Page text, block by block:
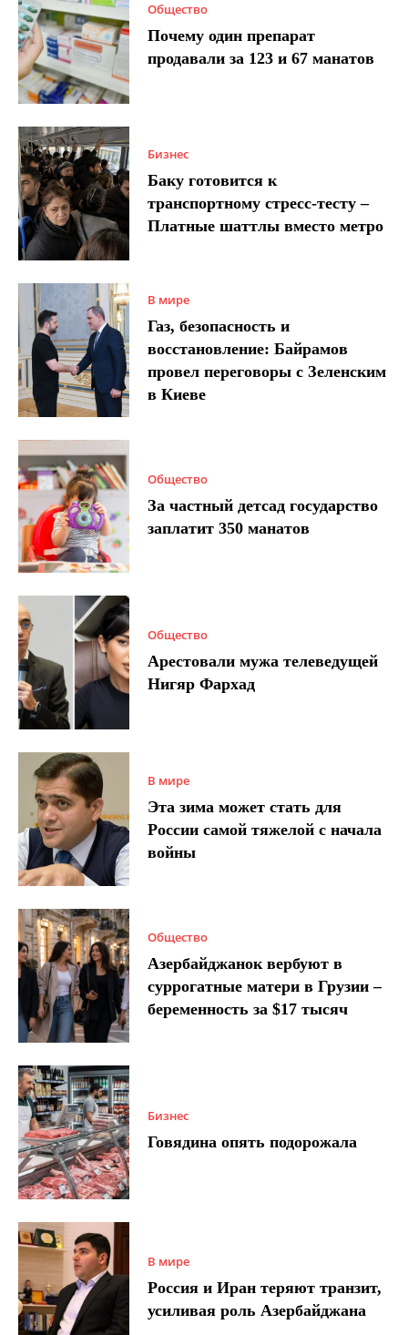
Общество
Почему один препарат
продавали за 123 и 67 манатов
Бизнес
Баку готовится к
транспортному стресс-тесту –
Платные шаттлы вместо метро
В мире
Газ, безопасность и
восстановление: Байрамов
провел переговоры с Зеленским
в Киеве
Общество
За частный детсад государство
заплатит 350 манатов
Общество
Арестовали мужа телеведущей
Нигяр Фархад
В мире
Эта зима может стать для
России самой тяжелой с начала
войны
Общество
Азербайджанок вербуют в
суррогатные матери в Грузии –
беременность за $17 тысяч
Бизнес
Говядина опять подорожала
В мире
Россия и Иран теряют транзит,
усиливая роль Азербайджана